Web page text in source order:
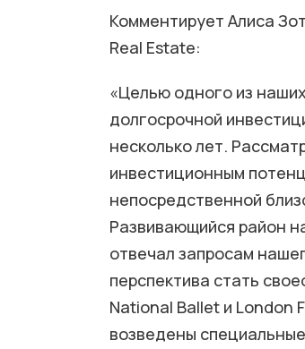
Комментирует Алиса
Real Estate:
«Целью одного из
долгосрочной
несколько лет.
инвестиционным
непосредственной
Развивающийся район
отвечал запросам
перспектива стать
National Ballet и London
возведены